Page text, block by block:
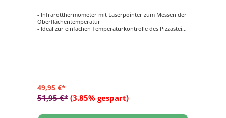
- Infrarotthermometer mit Laserpointer zum Messen der
Oberflächentemperatur
- Ideal zur einfachen Temperaturkontrolle des Pizzasteins
49,95 €*
51,95 €* (3.85% gespart)